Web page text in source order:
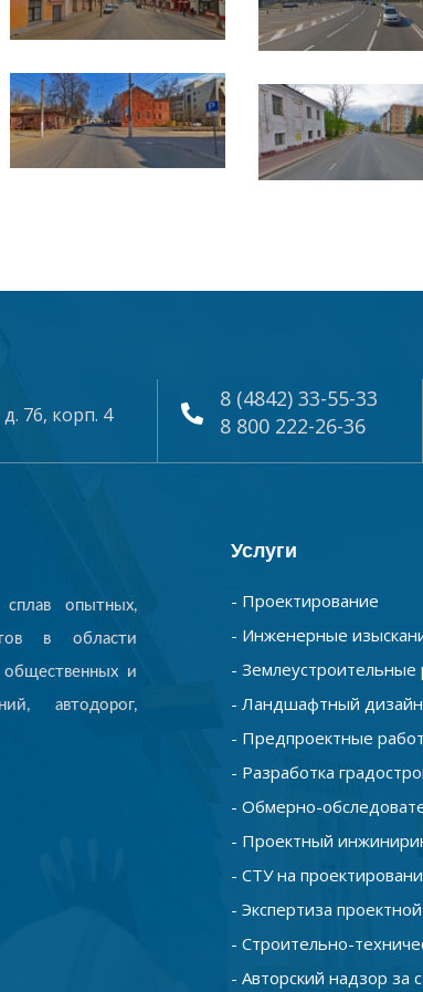
76, корп. 4
8 (4842) 33-55-33
8 800 222-26-36
опытных,
в области
общественных и
автодорог,
Услуги
- Проектирование
- Инженерные
- Землеустроительные
- Ландшафтный дизайн
- Предпроектные
- Разработка
- Обмерно-
- Проектный
- СТУ на
- Экспертиза
- Строительно-
- Авторский надзор за